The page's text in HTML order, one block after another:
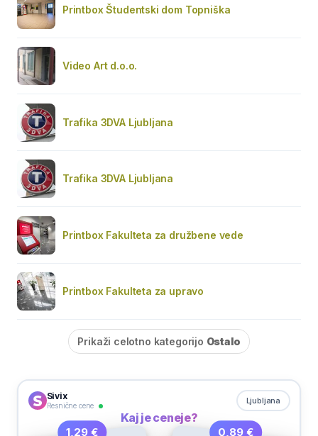
Printbox Študentski dom Topniška
Video Art d.o.o.
Trafika 3DVA Ljubljana
Trafika 3DVA Ljubljana
Printbox Fakulteta za družbene vede
Printbox Fakulteta za upravo
Prikaži celotno kategorijo Ostalo
Sivix
Resnične cene
Ljubljana
Kaj je ceneje?
1,29 € 0,89 €